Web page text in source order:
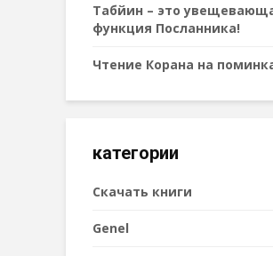
Табйин – это
функция Посланника!
Чтение Корана на
категории
Cкачать книги
Genel